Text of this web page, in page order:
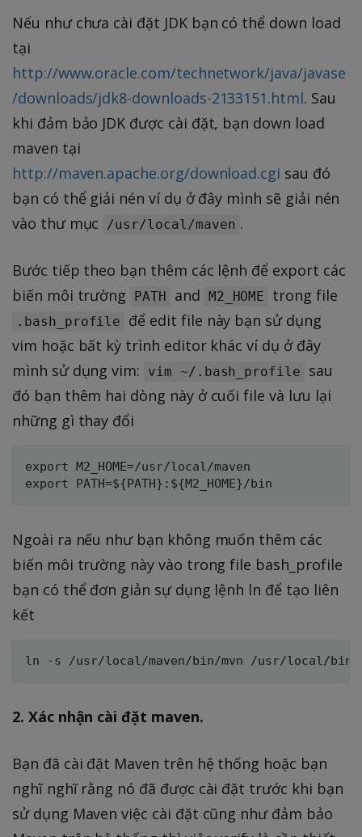
Nếu như chưa cài đặt JDK bạn có thể down load
tại
http://www.oracle.com/technetwork/java/javase
/downloads/jdk8-downloads-2133151.html. Sau
khi đảm bảo JDK được cài đặt, bạn down load
maven tại
http://maven.apache.org/download.cgi sau đó
bạn có thể giải nén ví dụ ở đây mình sẽ giải nén
vào thư mục
/usr/local/maven .
Bước tiếp theo bạn thêm các lệnh để export các
biến môi trường
PATH and M2_HOME trong file
.bash_profile
để edit file này bạn sử dụng
vim hoặc bất kỳ trình editor khác ví dụ ở đây
mình sử dụng vim:
vim ~/.bash_profile
sau
đó bạn thêm hai dòng này ở cuối file và lưu lại
những gì thay đổi
export M2_HOME=/usr/local/maven
Ngoài ra nếu như bạn không muốn thêm các
biến môi trường này vào trong file bash_profile
bạn có thể đơn giản sự dụng lệnh ln để tạo liên
kết
2. Xác nhận cài đặt maven.
Bạn đã cài đặt Maven trên hệ thống hoặc bạn
nghĩ nghĩ rằng nó đã được cài đặt trước khi bạn
sử dụng Maven việc cài đặt cũng như đảm bảo